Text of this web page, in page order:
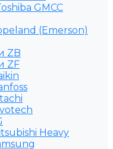
GMCC
(Emerson)
ZB
ZF
Heavy